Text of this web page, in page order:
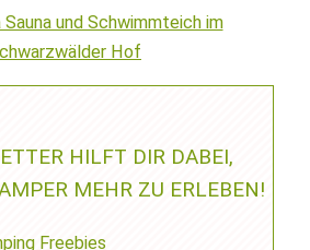
HILFT DIR DABEI,
MEHR ZU ERLEBEN!